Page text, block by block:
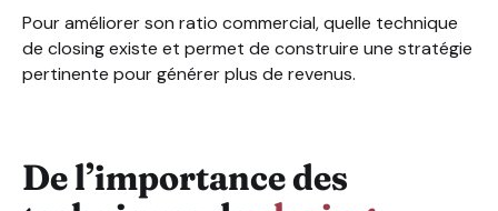
Pour améliorer son ratio commercial, quelle technique
de closing existe et permet de construire une stratégie
pertinente pour générer plus de revenus.
De l’importance des